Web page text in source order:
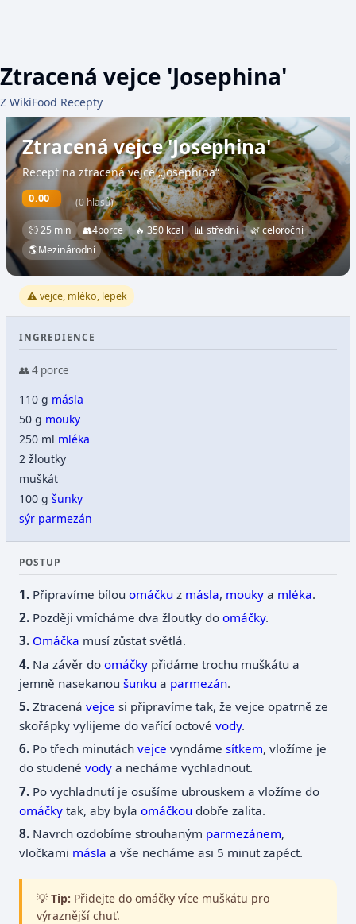
Ztracená vejce 'Josephina'
Z WikiFood Recepty
Ztracená vejce 'Josephina'
Recept na ztracená vejce „josephina“
0.00 (0 hlasů)
⏲ 25 min 👥4porce 🔥 350 kcal 📊 střední
🌿 celoroční
🌎Mezinárodní
⚠️ vejce, mléko, lepek
INGREDIENCE
👥 4 porce
110 g másla
50 g mouky
250 ml mléka
2 žloutky
muškát
100 gšunky
sýr parmezán
POSTUP
Připravíme bílouomáčku z másla, mouky a mléka.
Později vmícháme dva žloutky doomáčky.
Omáčka musí zůstat světlá.
Na závěr doomáčky přidáme trochu muškátu a
jemně nasekanoušunku a parmezán.
Ztracenávejce si připravíme tak, že vejce opatrně ze
skořápky vylijeme do vařící octovévody.
Po třech minutáchvejce vyndámesítkem, vložíme je
do studenévody a necháme vychladnout.
Po vychladnutí je osušíme ubrouskem a vložíme do
omáčky tak, aby bylaomáčkou dobře zalita.
Navrch ozdobíme strouhaným parmezánem,
vločkami másla a vše necháme asi 5 minut zapéct.
💡 Tip: Přidejte do omáčky více muškátu pro
výraznější chuť.